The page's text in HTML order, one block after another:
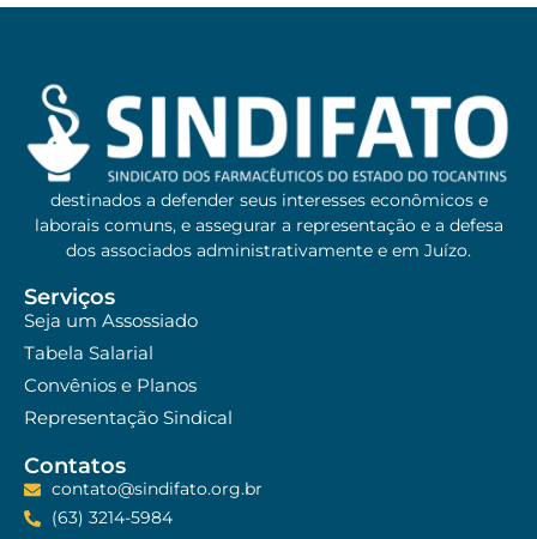
destinados a defender seus interesses econômicos e
laborais comuns, e assegurar a representação e a defesa
dos associados administrativamente e em Juízo.
Serviços
Seja um Assossiado
Tabela Salarial
Convênios e Planos
Representação Sindical
Contatos
contato@sindifato.org.br
(63) 3214-5984